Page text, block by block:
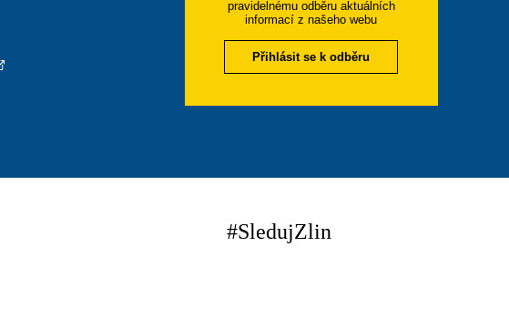
pravidelnému odběru aktuálních
informací z našeho webu
Přihlásit se k odběru
#SledujZlin